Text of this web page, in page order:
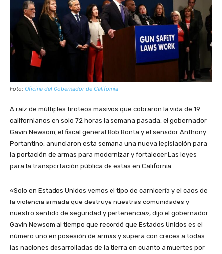
Foto: Oficina del Gobernador de California
A raíz de múltiples tiroteos masivos que cobraron la vida de 19
californianos en solo 72 horas la semana pasada, el gobernador
Gavin Newsom, el fiscal general Rob Bonta y el senador Anthony
Portantino, anunciaron esta semana una nueva legislación para
la portación de armas para modernizar y fortalecer Las leyes
para la transportación pública de estas en California.
«Solo en Estados Unidos vemos el tipo de carnicería y el caos de
la violencia armada que destruye nuestras comunidades y
nuestro sentido de seguridad y pertenencia», dijo el gobernador
Gavin Newsom al tiempo que recordó que Estados Unidos es el
número uno en posesión de armas y supera con creces a todas
las naciones desarrolladas de la tierra en cuanto a muertes por